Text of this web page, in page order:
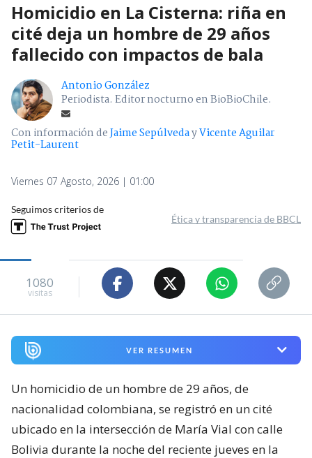
Homicidio en La Cisterna: riña en
cité deja un hombre de 29 años
fallecido con impactos de bala
Antonio González
Periodista. Editor nocturno en BioBioChile.
Con información deJaime SepúlvedayVicente Aguilar
Petit-Laurent
Viernes 07 Agosto, 2026 | 01:00
Seguimos criterios de
Ética y transparencia de BBCL
1080
visitas
VER RESUMEN
Un homicidio de un hombre de 29 años, de
nacionalidad colombiana, se registró en un cité
ubicado en la intersección de María Vial con calle
Bolivia durante la noche del reciente jueves en la